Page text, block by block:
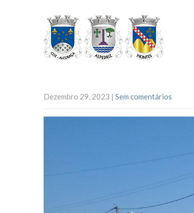
Dezembro 29, 2023 | Sem comentários